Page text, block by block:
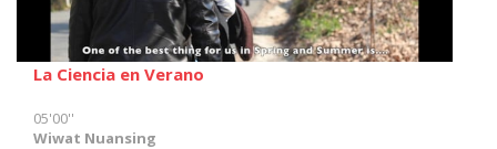
La Ciencia en Verano
05'00''
Wiwat Nuansing